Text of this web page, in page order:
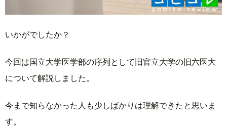
いかがでしたか？
今回は国立大学医学部の序列として旧官立大学の旧六医大
について解説しました。
今まで知らなかった人も少しばかりは理解できたと思いま
す。